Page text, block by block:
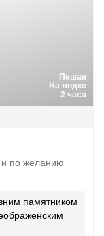
Пешая
На лодке
2 часа
по желанию
памятником